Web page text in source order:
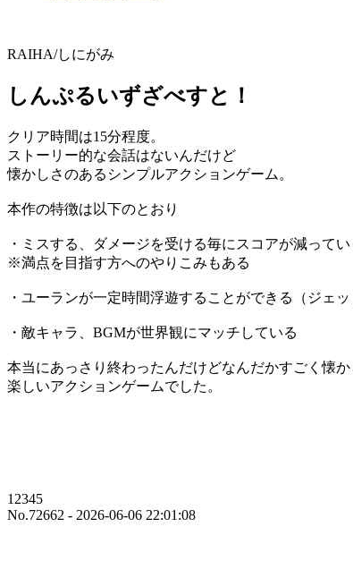
RAIHA/しにがみ
しんぷるいずざべすと！
クリア時間は15分程度。
ストーリー的な会話はないんだけど
懐かしさのあるシンプルアクションゲーム。
本作の特徴は以下のとおり
・ミスする、ダメージを受ける毎にスコアが減って
※満点を目指す方へのやりこみもある
・ユーランが一定時間浮遊することができる（ジェ
・敵キャラ、BGMが世界観にマッチしている
本当にあっさり終わったんだけどなんだかすごく懐
楽しいアクションゲームでした。
12345
No.72662 - 2026-06-06 22:01:08